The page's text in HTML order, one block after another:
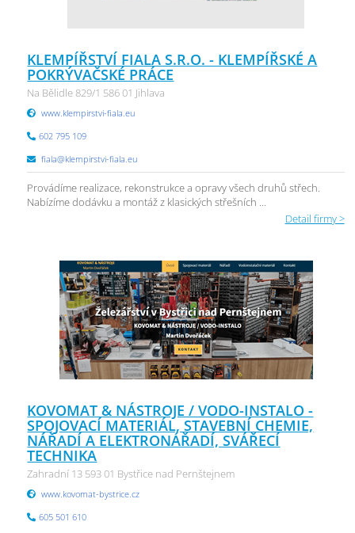
KLEMPÍŘSTVÍ FIALA S.R.O. - KLEMPÍŘSKÉ A
POKRÝVAČSKÉ PRÁCE
Na Bělidle 829/1 586 01 Jihlava
www.klempirstvi-fiala.eu
602 795 109
fiala@klempirstvi-fiala.eu
Provádíme realizace, rekonstrukce a opravy všech druhů střech.
Nabízíme dodávku a montáž z klasických střešních ...
Detail firmy >
KOVOMAT & NÁSTROJE / VODO-INSTALO -
SPOJOVACÍ MATERIÁL, STAVEBNÍ CHEMIE,
NÁŘADÍ A ELEKTRONÁŘADÍ, SVÁŘECÍ
TECHNIKA
Zahradní 13 593 01 Bystřice nad Pernštejnem
www.kovomat-bystrice.cz
605 501 610